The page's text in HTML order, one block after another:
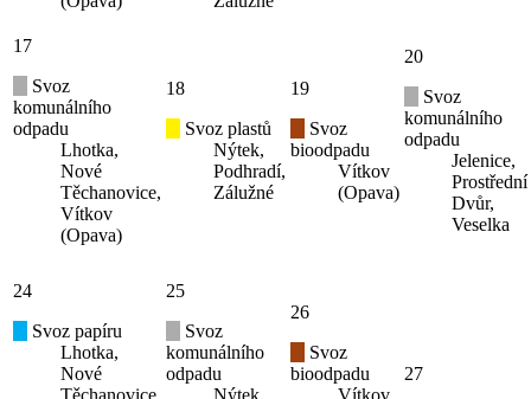
17
Svoz
komunálního
odpadu
Lhotka,
Nové
Těchanovice,
Vítkov
(Opava)
18
Svoz plastů
Nýtek,
Podhradí,
Zálužné
19
Svoz
bioodpadu
Vítkov
(Opava)
20
Svoz
komunálního
odpadu
Jelenice,
Prostřední
Dvůr,
Veselka
24
Svoz papíru
Lhotka,
Nové
25
Svoz
komunálního
odpadu
26
Svoz
bioodpadu
27